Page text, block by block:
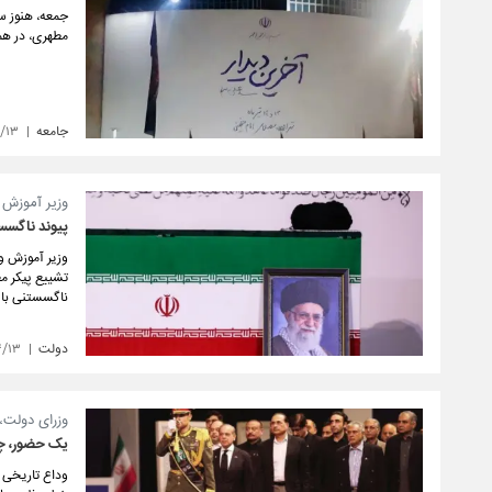
جمعه، هنوز
مطهری، در
جامعه
وزیر
پیوند
وزیر آموزش‌
تشییع پیکر
ناگسستنی
دولت
وزرای
یک حضور،